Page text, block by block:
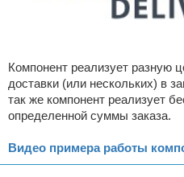
Компонент реализует разную
доставки (или нескольких) в
так же компонент реализует
определенной суммы заказа.
Видео примера работы